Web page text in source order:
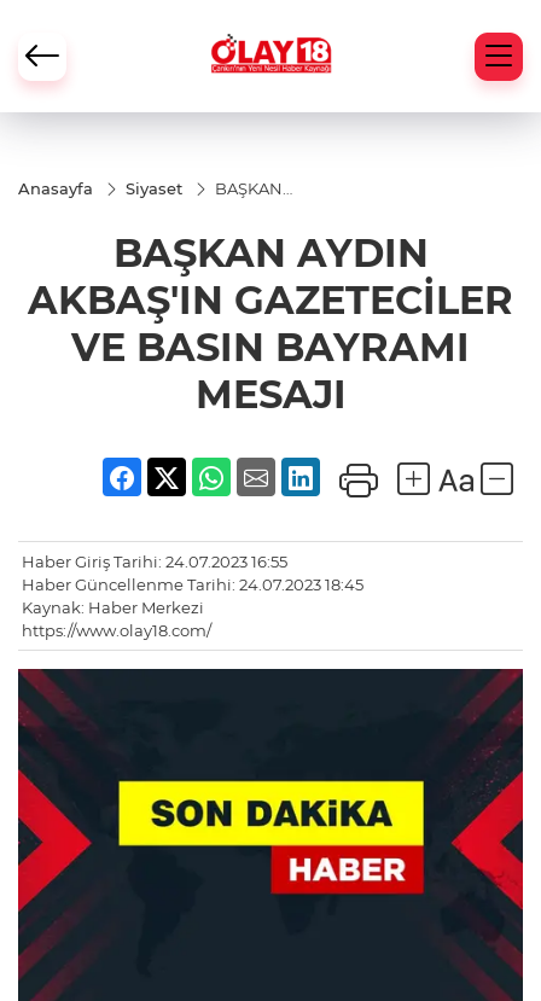
Anasayfa Siyaset
BAŞKAN
GAZETECİLER
VE BASIN
BAYRAMI
MESAJI
BAŞKAN AYDIN
AKBAŞ'IN GAZETECİLER
VE BASIN BAYRAMI
MESAJI
Haber Giriş Tarihi: 24.07.2023 16:55
Haber Güncellenme Tarihi: 24.07.2023 18:45
Kaynak: Haber Merkezi
https://www.olay18.com/